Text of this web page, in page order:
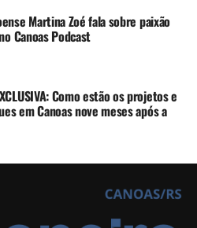
Martina Zoé fala sobre paixão
Canoas Podcast
Como estão os projetos e
em Canoas nove meses após a